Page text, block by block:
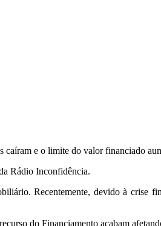
caíram e o limite do valor financiado
Rádio Inconfidência.
Recentemente, devido à crise
do Financiamento acabam